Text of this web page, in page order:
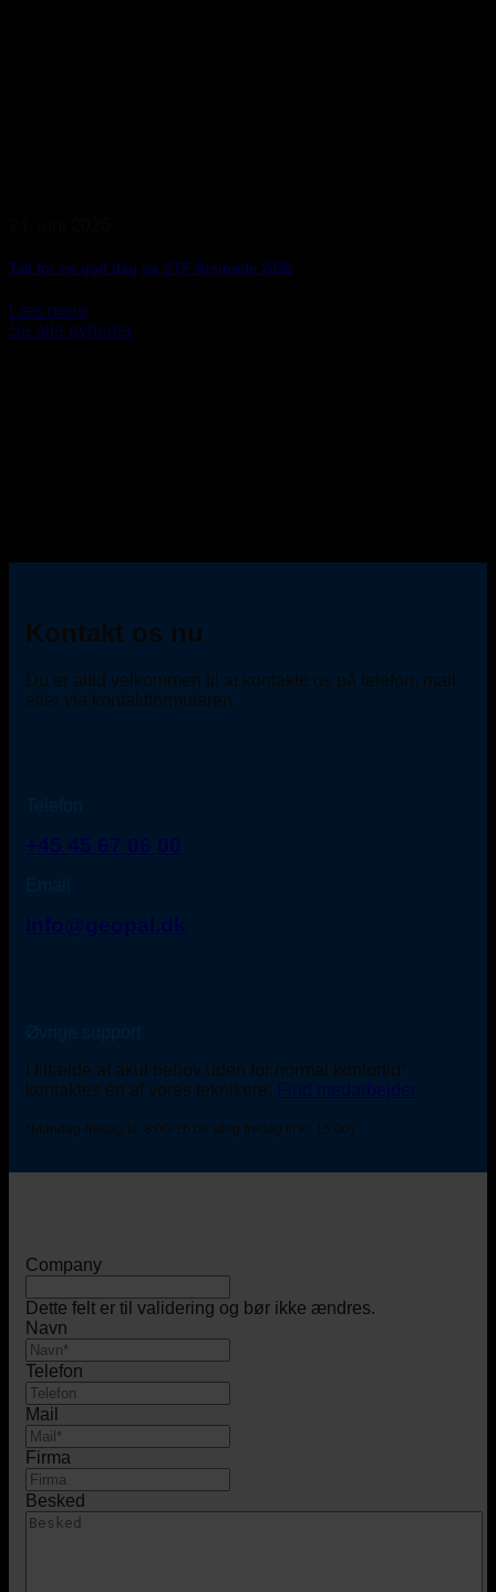
Tak for en god dag på STF Årsmøde 2026
Læs mere
Se alle nyheder
Kontakt os nu
Du er altid velkommen til at kontakte os på telefon, mail
eller via kontaktformularen.
I tilfælde af akut behov uden for normal kontortid*
kontaktes én af vores teknikere:
*Mandag-fredag kl. 8:00-16:00 (dog fredag til kl. 15:00).
Company
Dette felt er til validering og bør ikke ændres.
Navn
Telefon
Mail
Firma
Besked